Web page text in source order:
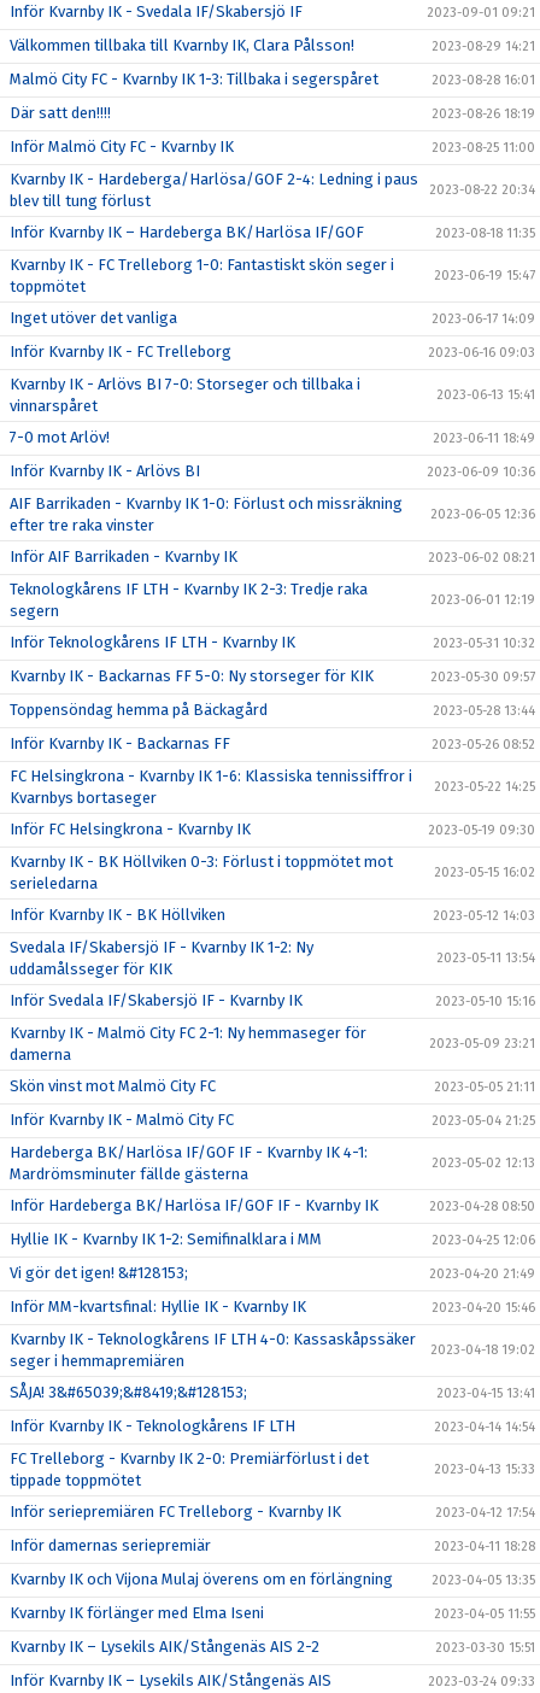
Inför Kvarnby IK - Svedala IF/Skabersjö IF 2023-09-01 09:21
Välkommen tillbaka till Kvarnby IK, Clara Pålsson! 2023-08-29 14:21
Malmö City FC - Kvarnby IK 1-3: Tillbaka i segerspåret 2023-08-28 16:01
Där satt den!!!! 2023-08-26 18:19
Inför Malmö City FC - Kvarnby IK 2023-08-25 11:00
Kvarnby IK - Hardeberga/Harlösa/GOF 2-4: Ledning i paus
blev till tung förlust
2023-08-22 20:34
Inför Kvarnby IK – Hardeberga BK/Harlösa IF/GOF 2023-08-18 11:35
Kvarnby IK - FC Trelleborg 1-0: Fantastiskt skön seger i
toppmötet
2023-06-19 15:47
Inget utöver det vanliga 2023-06-17 14:09
Inför Kvarnby IK - FC Trelleborg 2023-06-16 09:03
Kvarnby IK - Arlövs BI 7-0: Storseger och tillbaka i
vinnarspåret
2023-06-13 15:41
7-0 mot Arlöv! 2023-06-11 18:49
Inför Kvarnby IK - Arlövs BI 2023-06-09 10:36
AIF Barrikaden - Kvarnby IK 1-0: Förlust och missräkning
efter tre raka vinster
2023-06-05 12:36
Inför AIF Barrikaden - Kvarnby IK 2023-06-02 08:21
Teknologkårens IF LTH - Kvarnby IK 2-3: Tredje raka
segern
2023-06-01 12:19
Inför Teknologkårens IF LTH - Kvarnby IK 2023-05-31 10:32
Kvarnby IK - Backarnas FF 5-0: Ny storseger för KIK 2023-05-30 09:57
Toppensöndag hemma på Bäckagård 2023-05-28 13:44
Inför Kvarnby IK - Backarnas FF 2023-05-26 08:52
FC Helsingkrona - Kvarnby IK 1-6: Klassiska tennissiffror i
Kvarnbys bortaseger
2023-05-22 14:25
Inför FC Helsingkrona - Kvarnby IK 2023-05-19 09:30
Kvarnby IK - BK Höllviken 0-3: Förlust i toppmötet mot
serieledarna
2023-05-15 16:02
Inför Kvarnby IK - BK Höllviken 2023-05-12 14:03
Svedala IF/Skabersjö IF - Kvarnby IK 1-2: Ny
uddamålsseger för KIK
2023-05-11 13:54
Inför Svedala IF/Skabersjö IF - Kvarnby IK 2023-05-10 15:16
Kvarnby IK - Malmö City FC 2-1: Ny hemmaseger för
damerna
2023-05-09 23:21
Skön vinst mot Malmö City FC 2023-05-05 21:11
Inför Kvarnby IK - Malmö City FC 2023-05-04 21:25
Hardeberga BK/Harlösa IF/GOF IF - Kvarnby IK 4-1:
Mardrömsminuter fällde gästerna
2023-05-02 12:13
Inför Hardeberga BK/Harlösa IF/GOF IF - Kvarnby IK 2023-04-28 08:50
Hyllie IK - Kvarnby IK 1-2: Semifinalklara i MM 2023-04-25 12:06
Vi gör det igen! &#128153; 2023-04-20 21:49
Inför MM-kvartsfinal: Hyllie IK - Kvarnby IK 2023-04-20 15:46
Kvarnby IK - Teknologkårens IF LTH 4-0: Kassaskåpssäker
seger i hemmapremiären
2023-04-18 19:02
SÅJA! 3&#65039;&#8419;&#128153; 2023-04-15 13:41
Inför Kvarnby IK - Teknologkårens IF LTH 2023-04-14 14:54
FC Trelleborg - Kvarnby IK 2-0: Premiärförlust i det
tippade toppmötet
2023-04-13 15:33
Inför seriepremiären FC Trelleborg - Kvarnby IK 2023-04-12 17:54
Inför damernas seriepremiär 2023-04-11 18:28
Kvarnby IK och Vijona Mulaj överens om en förlängning 2023-04-05 13:35
Kvarnby IK förlänger med Elma Iseni 2023-04-05 11:55
Kvarnby IK – Lysekils AIK/Stångenäs AIS 2-2 2023-03-30 15:51
Inför Kvarnby IK – Lysekils AIK/Stångenäs AIS 2023-03-24 09:33